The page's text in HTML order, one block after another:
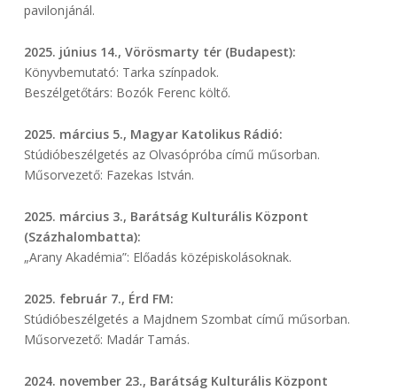
pavilonjánál.
2025. június 14., Vörösmarty tér (Budapest):
Könyvbemutató: Tarka színpadok.
Beszélgetőtárs: Bozók Ferenc költő.
2025. március 5., Magyar Katolikus Rádió:
Stúdióbeszélgetés az Olvasópróba című műsorban.
Műsorvezető: Fazekas István.
2025. március 3., Barátság Kulturális Központ
(Százhalombatta):
„Arany Akadémia”: Előadás középiskolásoknak.
2025. február 7., Érd FM:
Stúdióbeszélgetés a Majdnem Szombat című műsorban.
Műsorvezető: Madár Tamás.
2024. november 23., Barátság Kulturális Központ